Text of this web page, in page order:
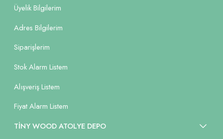
Üyelik Bilgilerim
Adres Bilgilerim
Siparişlerim
Stok Alarm Listem
Alışveriş Listem
Fiyat Alarm Listem
TİNY WOOD ATOLYE DEPO